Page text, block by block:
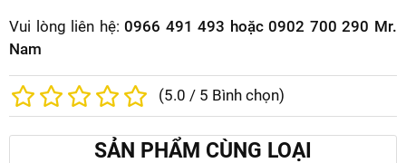
Vui lòng liên hệ:0966 491 493 hoặc 0902 700 290 Mr.
Nam
(5.0 / 5 Bình chọn)
SẢN PHẨM CÙNG LOẠI